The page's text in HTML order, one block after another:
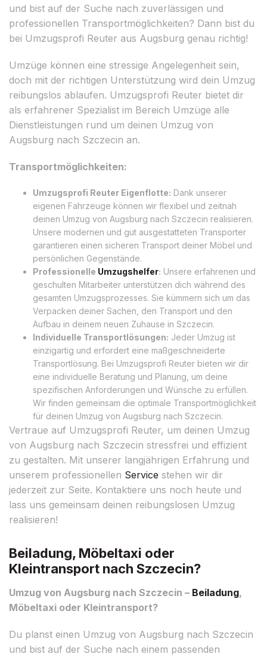
und bist auf der Suche nach zuverlässigen und
professionellen Transportmöglichkeiten? Dann bist du
bei Umzugsprofi Reuter aus Augsburg genau richtig!
Umzüge können eine stressige Angelegenheit sein,
doch mit der richtigen Unterstützung wird dein Umzug
reibungslos ablaufen. Umzugsprofi Reuter bietet dir
als erfahrener Spezialist im Bereich Umzüge alle
Dienstleistungen rund um deinen Umzug von
Augsburg nach Szczecin an.
Transportmöglichkeiten:
Umzugsprofi Reuter Eigenflotte: Dank unserer
eigenen Fahrzeuge können wir flexibel und zeitnah
deinen Umzug von Augsburg nach Szczecin realisieren.
Unsere modernen und gut ausgestatteten Transporter
garantieren einen sicheren Transport deiner Möbel und
persönlichen Gegenstände.
Professionelle Umzugshelfer: Unsere erfahrenen und
geschulten Mitarbeiter unterstützen dich während des
gesamten Umzugsprozesses. Sie kümmern sich um das
Verpacken deiner Sachen, den Transport und den
Aufbau in deinem neuen Zuhause in Szczecin.
Individuelle Transportlösungen: Jeder Umzug ist
einzigartig und erfordert eine maßgeschneiderte
Transportlösung. Bei Umzugsprofi Reuter bieten wir dir
eine individuelle Beratung und Planung, um deine
spezifischen Anforderungen und Wünsche zu erfüllen.
Wir finden gemeinsam die optimale Transportmöglichkeit
für deinen Umzug von Augsburg nach Szczecin.
Vertraue auf Umzugsprofi Reuter, um deinen Umzug
von Augsburg nach Szczecin stressfrei und effizient
zu gestalten. Mit unserer langjährigen Erfahrung und
unserem professionellen Service stehen wir dir
jederzeit zur Seite. Kontaktiere uns noch heute und
lass uns gemeinsam deinen reibungslosen Umzug
realisieren!
Beiladung, Möbeltaxi oder
Kleintransport nach Szczecin?
Umzug von Augsburg nach Szczecin – Beiladung,
Möbeltaxi oder Kleintransport?
Du planst einen Umzug von Augsburg nach Szczecin
und bist auf der Suche nach einem passenden